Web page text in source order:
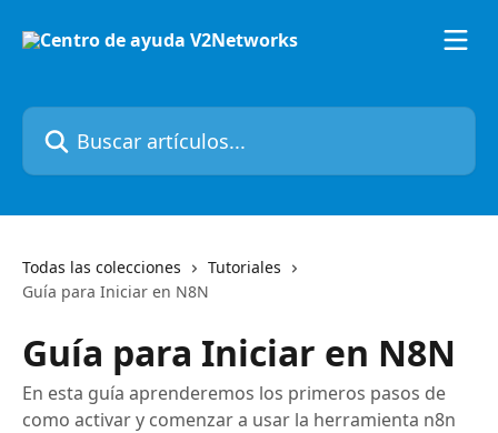
Buscar artículos...
Todas las colecciones
Tutoriales
Guía para Iniciar en N8N
Guía para Iniciar en N8N
En esta guía aprenderemos los primeros pasos de
como activar y comenzar a usar la herramienta n8n